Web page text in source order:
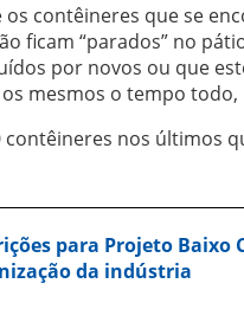
contêineres que se
ficam “parados” no
por novos ou que
mesmos o tempo
nos últimos
para Projeto Baixo
da indústria